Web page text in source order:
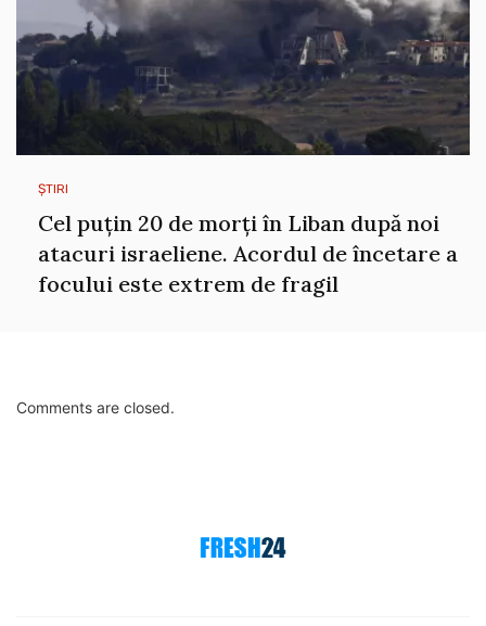
ȘTIRI
Cel puțin 20 de morți în Liban după noi
atacuri israeliene. Acordul de încetare a
focului este extrem de fragil
Comments are closed.